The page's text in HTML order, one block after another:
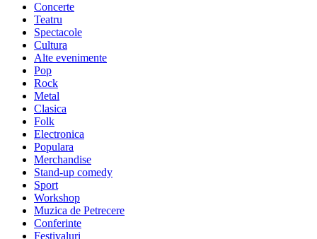
Concerte
Teatru
Spectacole
Cultura
Alte evenimente
Pop
Rock
Metal
Clasica
Folk
Electronica
Populara
Merchandise
Stand-up comedy
Sport
Workshop
Muzica de Petrecere
Conferinte
Festivaluri